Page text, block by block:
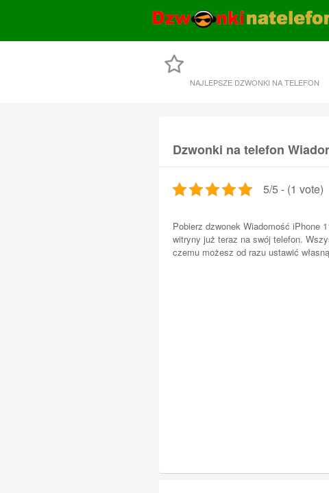
NAJLEPSZE DZWONKI NA TELEFON
Dzwonki na telefon
5/5 - (1 vote)
Pobierz dzwonek Wiadomość iPhone
witryny już teraz na swój telefon.
czemu możesz od razu ustawić